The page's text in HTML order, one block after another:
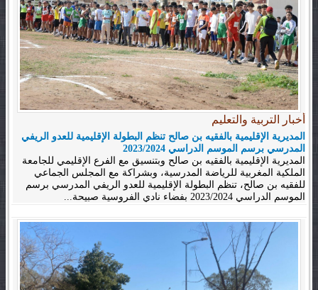
أخبار التربية والتعليم
المديرية الإقليمية بالفقيه بن صالح تنظم البطولة الإقليمية للعدو الريفي
المدرسي برسم الموسم الدراسي 2023/2024
المديرية الإقليمية بالفقيه بن صالح وبتنسيق مع الفرع الإقليمي للجامعة
الملكية المغربية للرياضة المدرسية، وبشراكة مع المجلس الجماعي
للفقيه بن صالح، تنظم البطولة الإقليمية للعدو الريفي المدرسي برسم
الموسم الدراسي 2023/2024 بفضاء نادي الفروسية صبيحة...